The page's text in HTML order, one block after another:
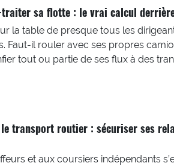
sa flotte : le vrai calcul
la table de presque tous les
Faut-il rouler avec ses propres
tout ou partie de ses flux à des
transport routier : sécuriser ses
et aux coursiers indépendants